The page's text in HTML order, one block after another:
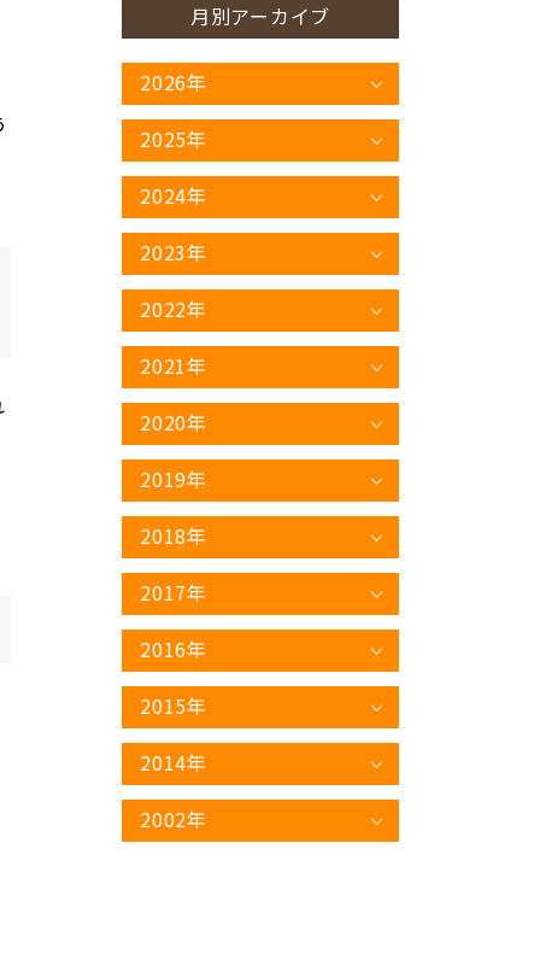
月別アーカイブ
2026年
2025年
2024年
2023年
2022年
2021年
2020年
2019年
2018年
2017年
2016年
2015年
2014年
2002年